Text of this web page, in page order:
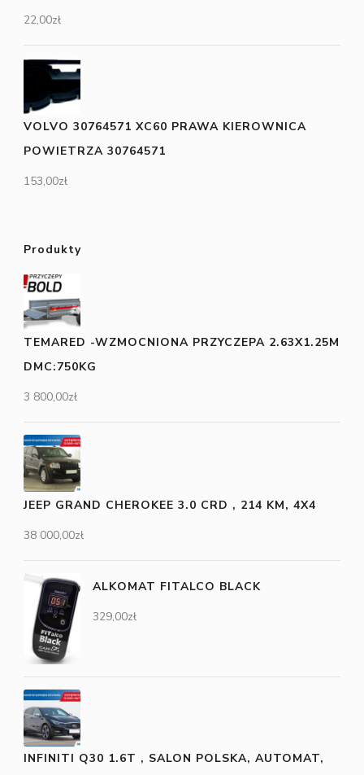
22,00zł
VOLVO 30764571 XC60 PRAWA KIEROWNICA
POWIETRZA 30764571
153,00zł
Produkty
TEMARED -WZMOCNIONA PRZYCZEPA 2.63X1.25M
DMC:750KG
3 800,00zł
JEEP GRAND CHEROKEE 3.0 CRD , 214 KM, 4X4
38 000,00zł
ALKOMAT FITALCO BLACK
329,00zł
INFINITI Q30 1.6T , SALON POLSKA, AUTOMAT,